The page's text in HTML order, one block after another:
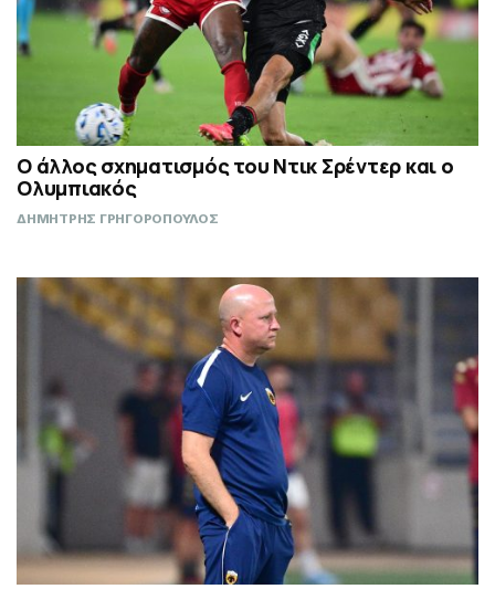
Ο άλλος σχηματισμός του Ντικ Σρέντερ και ο
Ολυμπιακός
ΔΗΜΗΤΡΗΣ ΓΡΗΓΟΡΟΠΟΥΛΟΣ